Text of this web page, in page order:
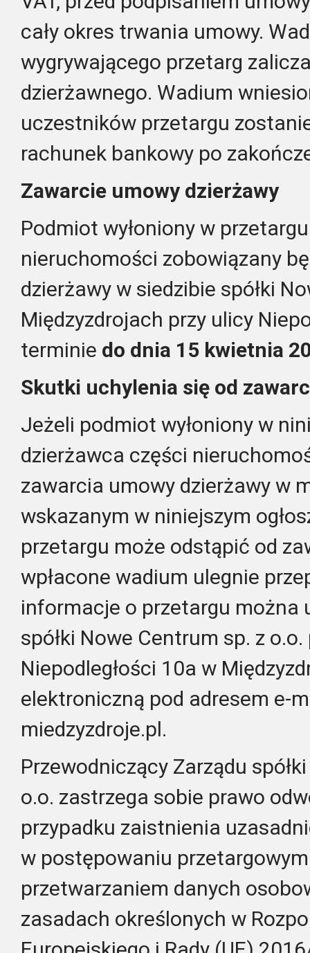
cały okres trwania umowy.
wygrywającego przetarg
dzierżawnego. Wadium
uczestników przetargu
rachunek bankowy po
Zawarcie umowy dzierżawy
Podmiot wyłoniony w
nieruchomości zobowiązany
dzierżawy w siedzibie spółki
Międzyzdrojach przy ulicy
terminie do dnia 15 kwietnia
Skutki uchylenia się od
Jeżeli podmiot wyłoniony w
dzierżawca części
zawarcia umowy dzierżawy w
wskazanym w niniejszym
przetargu może odstąpić od
wpłacone wadium ulegnie
informacje o przetargu można
spółki Nowe Centrum sp. z
Niepodległości 10a w
elektroniczną pod adresem e-
miedzyzdroje.pl.
Przewodniczący Zarządu
o.o. zastrzega sobie prawo
przypadku zaistnienia
w postępowaniu
przetwarzaniem danych
zasadach określonych w